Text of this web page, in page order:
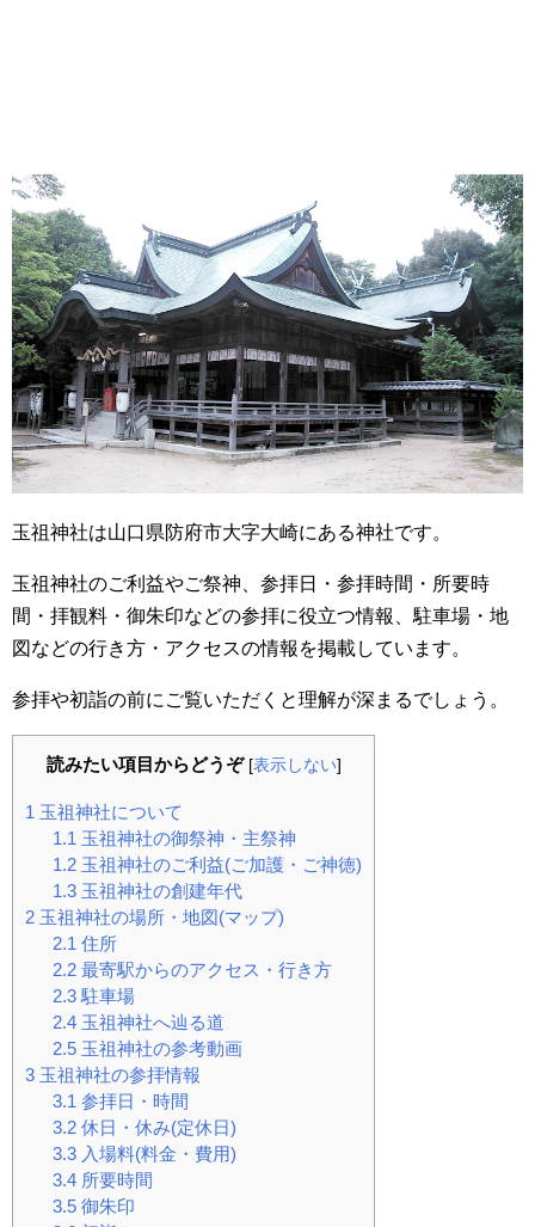
玉祖神社は山口県防府市大字大崎にある神社です。
玉祖神社のご利益やご祭神、参拝日・参拝時間・所要時
間・拝観料・御朱印などの参拝に役立つ情報、駐車場・地
図などの行き方・アクセスの情報を掲載しています。
参拝や初詣の前にご覧いただくと理解が深まるでしょう。
読みたい項目からどうぞ [表示しない]
1 玉祖神社について
1.1玉祖神社の御祭神・主祭神
1.2玉祖神社のご利益(ご加護・ご神徳)
1.3玉祖神社の創建年代
2 玉祖神社の場所・地図(マップ)
2.1住所
2.2最寄駅からのアクセス・行き方
2.3駐車場
2.4玉祖神社へ辿る道
2.5玉祖神社の参考動画
3 玉祖神社の参拝情報
3.1参拝日・時間
3.2休日・休み(定休日)
3.3入場料(料金・費用)
3.4所要時間
3.5御朱印